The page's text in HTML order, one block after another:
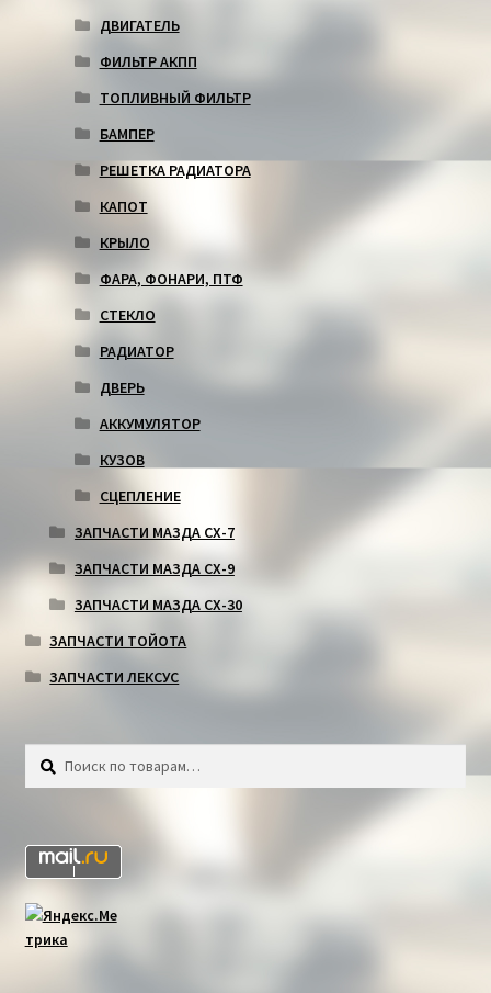
ДВИГАТЕЛЬ
ФИЛЬТР АКПП
ТОПЛИВНЫЙ ФИЛЬТР
БАМПЕР
РЕШЕТКА РАДИАТОРА
КАПОТ
КРЫЛО
ФАРА, ФОНАРИ, ПТФ
СТЕКЛО
РАДИАТОР
ДВЕРЬ
АККУМУЛЯТОР
КУЗОВ
СЦЕПЛЕНИЕ
ЗАПЧАСТИ МАЗДА СХ-7
ЗАПЧАСТИ МАЗДА СХ-9
ЗАПЧАСТИ МАЗДА СХ-30
ЗАПЧАСТИ ТОЙОТА
ЗАПЧАСТИ ЛЕКСУС
Искать:
Поиск